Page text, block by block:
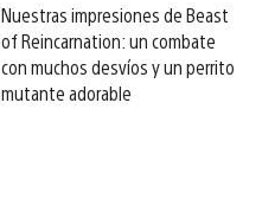
Nuestras impresiones de Beast
of Reincarnation: un combate
con muchos desvíos y un perrito
mutante adorable